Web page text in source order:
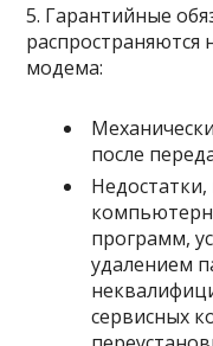
5. Гарантийные
распространяются
модема:
после
программ,
удалением
сервисных